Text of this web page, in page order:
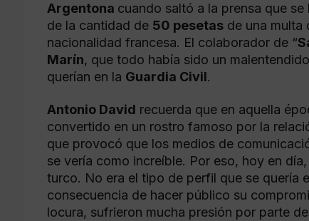
Argentona cuando saltó a la prensa que
de la cantidad de 50 pesetas de una multa
nacionalidad francesa. El colaborador de “
Marín, que todo había sido un
querían en la Guardia Civil.
Antonio David recuerda que en aquella
convertido en un rostro famoso por la
que provocó que los medios de
se vería como increíble. Por eso, hoy en
turco. No era el tipo de perfil que se quería
consecuencia de hacer público su
locura, sufrieron mucha presión por parte